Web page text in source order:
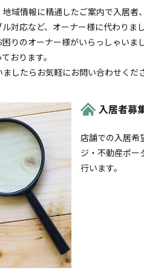
域情報に精通したご案内で入居者
対応など、オーナー様に代わりま
りのオーナー様がいらっしゃいま
おります。
したらお気軽にお問い合わせくだ
入居者募
店舗での入居希
ジ・不動産ポー
行います。